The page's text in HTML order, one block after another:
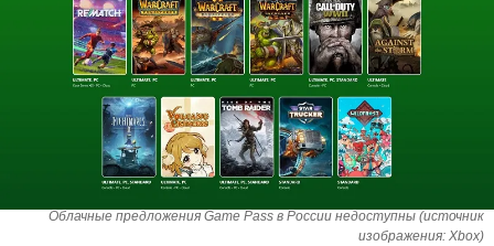
Облачные предложения Game Pass в России недоступны (источник
изображения: Xbox)